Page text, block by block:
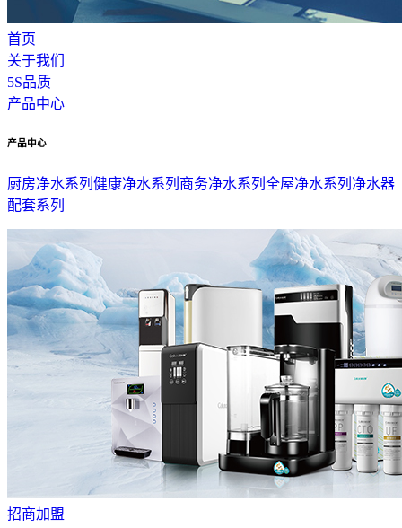
首页
关于我们
5S品质
产品中心
产品中心
厨房净水系列 健康净水系列 商务净水系列 全屋净水系列 净水器
配套系列
招商加盟